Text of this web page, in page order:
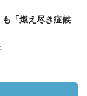
「燃え尽き症候